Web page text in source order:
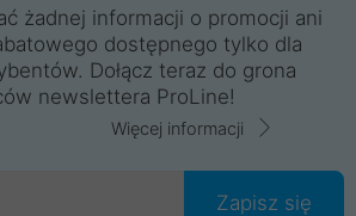
żadnej informacji o promocji ani
dostępnego tylko dla
Dołącz teraz do grona
newslettera ProLine!
Więcej informacji
Zapisz się